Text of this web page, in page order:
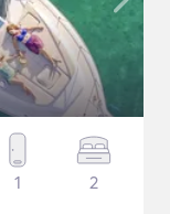
1 2